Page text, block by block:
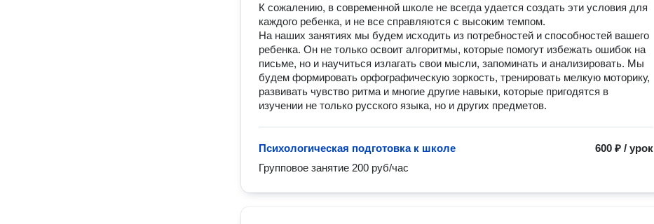
К сожалению, в современной школе не всегда удается создать эти условия для
каждого ребенка, и не все справляются с высоким темпом.
На наших занятиях мы будем исходить из потребностей и способностей вашего
ребенка. Он не только освоит алгоритмы, которые помогут избежать ошибок на
письме, но и научиться излагать свои мысли, запоминать и анализировать. Мы
будем формировать орфографическую зоркость, тренировать мелкую моторику,
развивать чувство ритма и многие другие навыки, которые пригодятся в
изучении не только русского языка, но и других предметов.
600 ₽ /урок
Психологическая подготовка к школе
Групповое занятие 200 руб/час